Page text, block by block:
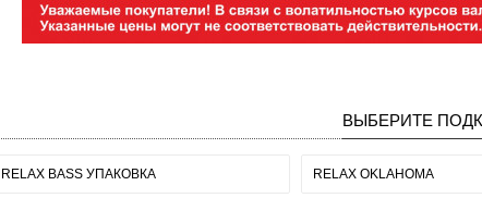
ВЫБЕРИТЕ
RELAX BASS УПАКОВКА RELAX OKLAHOMA